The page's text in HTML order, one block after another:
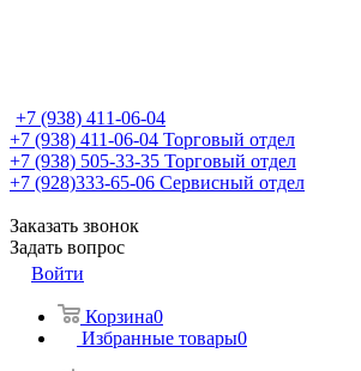
+7 (938) 411-06-04
+7 (938) 411-06-04 Торговый отдел
+7 (938) 505-33-35 Торговый отдел
+7 (928)333-65-06 Сервисный отдел
Заказать звонок
Задать вопрос
Войти
Корзина0
Избранные товары0